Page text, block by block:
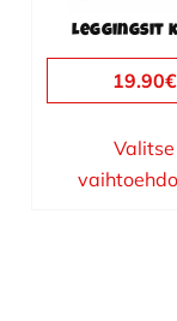
Leggingsit
19.90€
Valitse
valinnat